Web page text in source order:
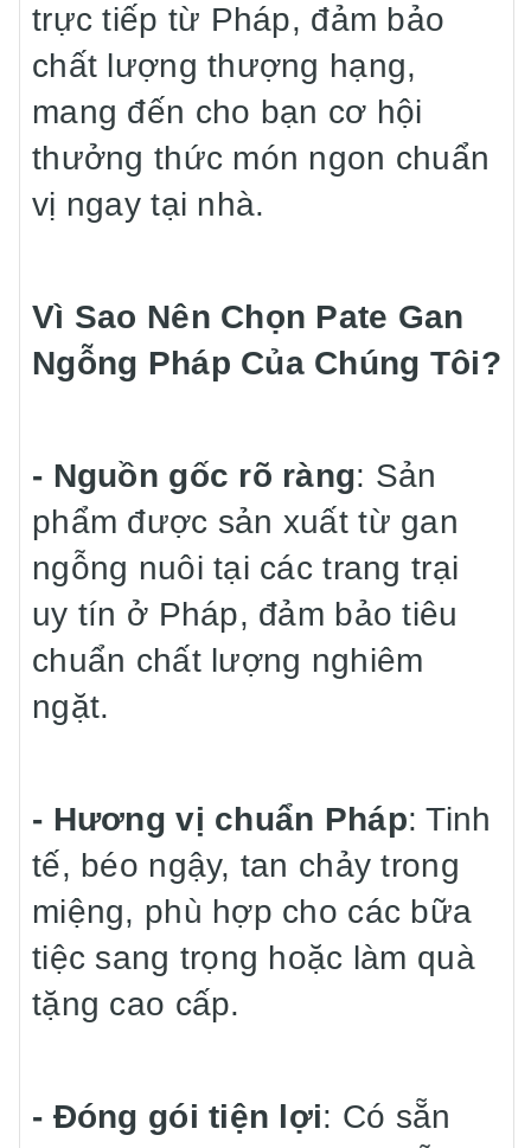
trực tiếp từ Pháp, đảm bảo
chất lượng thượng hạng,
mang đến cho bạn cơ hội
thưởng thức món ngon chuẩn
vị ngay tại nhà.
Vì Sao Nên Chọn Pate Gan
Ngỗng Pháp Của Chúng Tôi?
- Nguồn gốc rõ ràng: Sản
phẩm được sản xuất từ gan
ngỗng nuôi tại các trang trại
uy tín ở Pháp, đảm bảo tiêu
chuẩn chất lượng nghiêm
ngặt.
- Hương vị chuẩn Pháp: Tinh
tế, béo ngậy, tan chảy trong
miệng, phù hợp cho các bữa
tiệc sang trọng hoặc làm quà
tặng cao cấp.
- Đóng gói tiện lợi: Có sẵn